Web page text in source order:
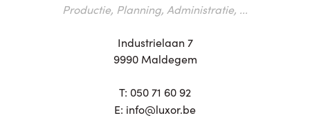
Productie, Planning, Administratie, ...
Industrielaan 7
9990 Maldegem
T: 050 71 60 92
E: info@luxor.be